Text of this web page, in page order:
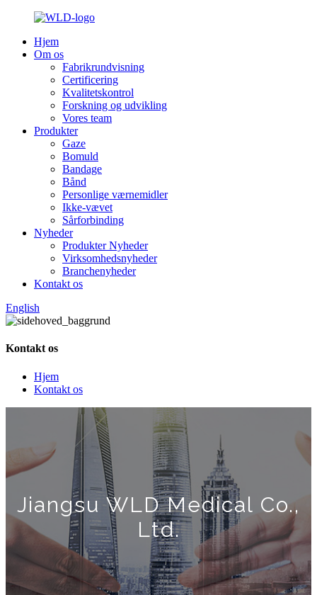
Hjem
Om os
Fabrikrundvisning
Certificering
Kvalitetskontrol
Forskning og udvikling
Vores team
Produkter
Gaze
Bomuld
Bandage
Bånd
Personlige værnemidler
Ikke-vævet
Sårforbinding
Nyheder
Produkter Nyheder
Virksomhedsnyheder
Branchenyheder
Kontakt os
English
Kontakt os
Hjem
Kontakt os
Jiangsu WLD Medical Co.,
Ltd.